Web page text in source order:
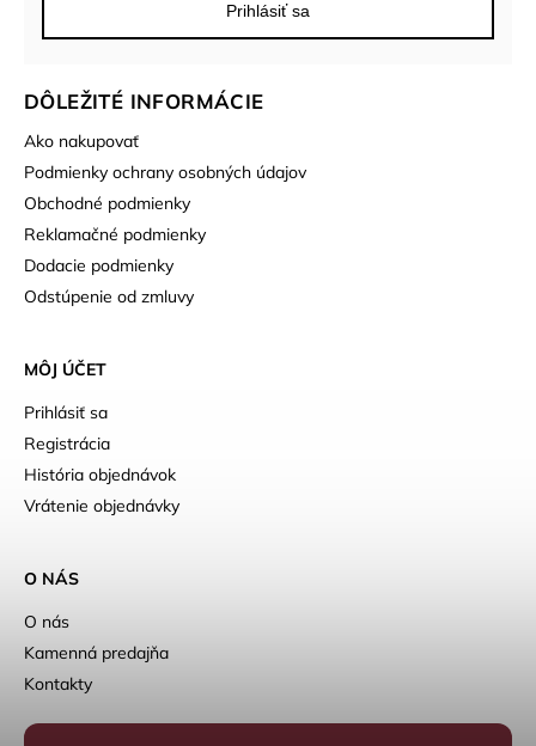
DÔLEŽITÉ INFORMÁCIE
Ako nakupovať
Podmienky ochrany osobných údajov
Obchodné podmienky
Reklamačné podmienky
Dodacie podmienky
Odstúpenie od zmluvy
MÔJ ÚČET
Prihlásiť sa
Registrácia
História objednávok
Vrátenie objednávky
Prihlásiť sa
O NÁS
O nás
Kamenná predajňa
Kontakty